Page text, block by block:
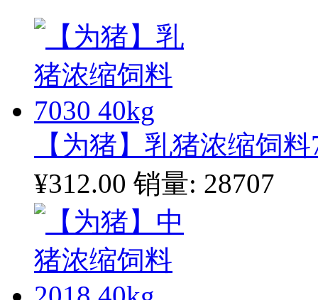
【为猪】乳猪浓缩饲
¥312.00 销量: 28707